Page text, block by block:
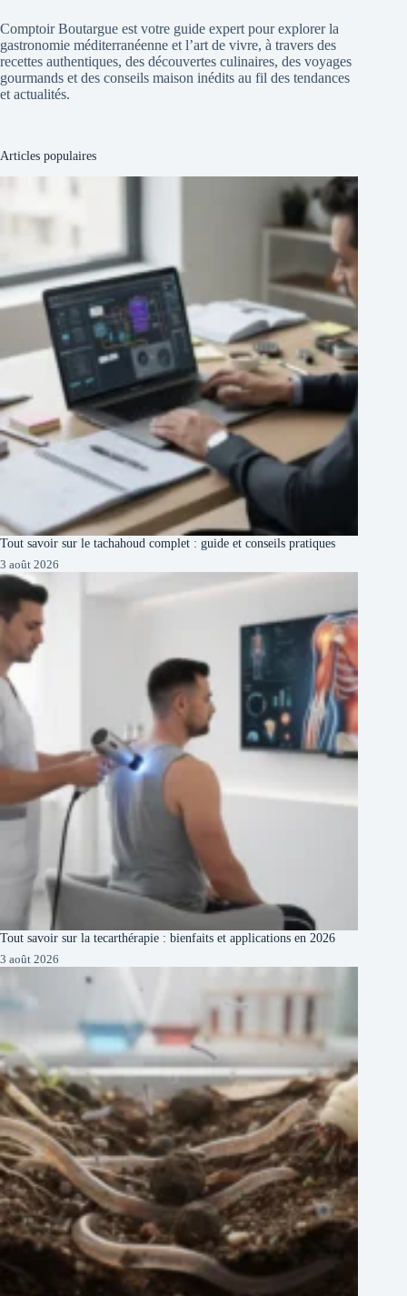
Comptoir Boutargue est votre guide expert pour explorer la
gastronomie méditerranéenne et l’art de vivre, à travers des
recettes authentiques, des découvertes culinaires, des voyages
gourmands et des conseils maison inédits au fil des tendances
et actualités.
Articles populaires
Tout savoir sur le tachahoud complet : guide et conseils pratiques
3 août 2026
Tout savoir sur la tecarthérapie : bienfaits et applications en 2026
3 août 2026